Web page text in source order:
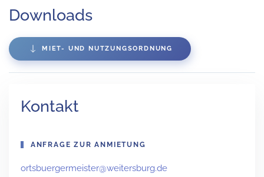
Downloads
MIET- UND NUTZUNGSORDNUNG
Kontakt
ANFRAGE ZUR ANMIETUNG
ortsbuergermeister@weitersburg.de